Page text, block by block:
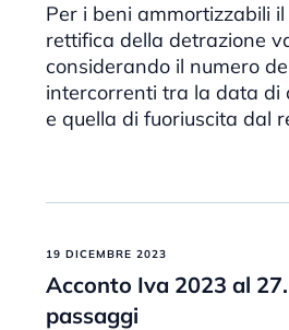
Per i beni ammortizzabili
rettifica della detrazione
considerando il numero
intercorrenti tra la data di
e quella di fuoriuscita dal
19 DICEMBRE 2023
Acconto Iva 2023 al
passaggi